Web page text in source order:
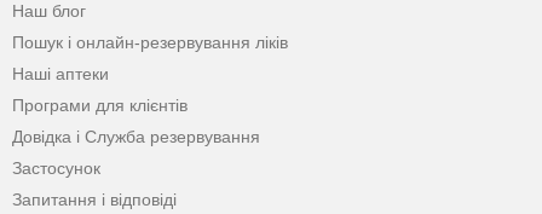
Наш блог
Пошук і онлайн-резервування ліків
Наші аптеки
Програми для клієнтів
Довідка і Служба резервування
Застосунок
Запитання і відповіді